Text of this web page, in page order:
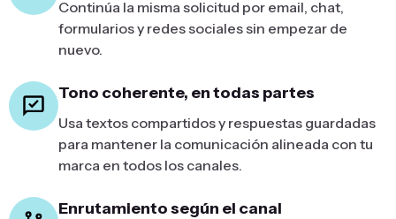
Continúa la misma solicitud por email, chat,
formularios y redes sociales sin empezar de
nuevo.
Tono coherente, en todas partes
Usa textos compartidos y respuestas guardadas
para mantener la comunicación alineada con tu
marca en todos los canales.
Enrutamiento según el canal